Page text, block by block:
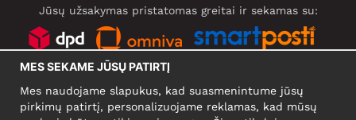
Jūsų užsakymas pristatomas greitai ir sekamas su:
MES SEKAME JŪSŲ PATIRTĮ
Mes naudojame slapukus, kad suasmenintume jūsų
pirkimų patirtį, personalizuojame reklamas, kad mūsų